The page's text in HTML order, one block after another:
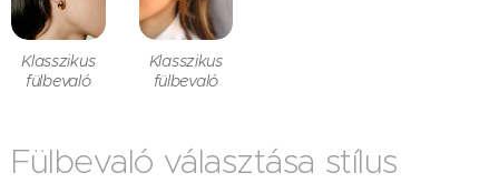
Klasszikus
fülbevaló
Klasszikus
fülbevaló
Fülbevaló választása stílus